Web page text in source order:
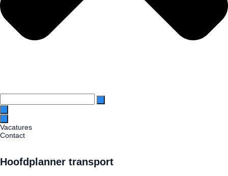
this
site
Vacatures
Contact
Hoofdplanner transport